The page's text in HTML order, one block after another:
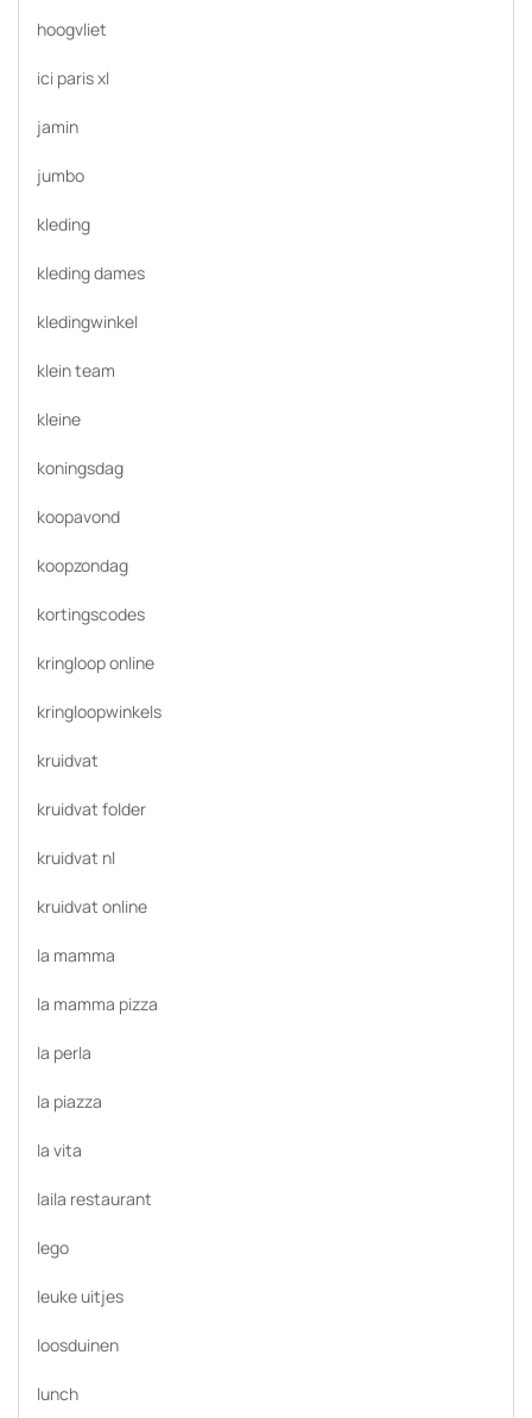
hoogvliet
ici paris xl
jamin
jumbo
kleding
kleding dames
kledingwinkel
klein team
kleine
koningsdag
koopavond
koopzondag
kortingscodes
kringloop online
kringloopwinkels
kruidvat
kruidvat folder
kruidvat nl
kruidvat online
la mamma
la mamma pizza
la perla
la piazza
la vita
laila restaurant
lego
leuke uitjes
loosduinen
lunch